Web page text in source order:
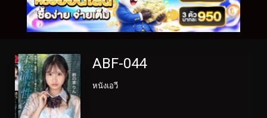
ABF-044
หนังเอวี